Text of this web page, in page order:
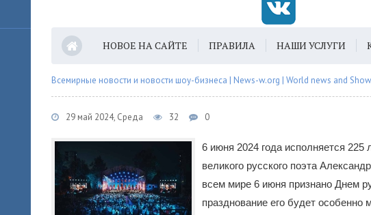
НОВОЕ НА САЙТЕ ПРАВИЛА НАШИ УСЛУГИ
Всемирные новости и новости шоу-бизнеса | News-w.org | World news and
29 май 2024, Среда 32 0
6 июня 2024 года исполняется 225
великого русского поэта
всем мире 6 июня признано Днем
празднование его будет